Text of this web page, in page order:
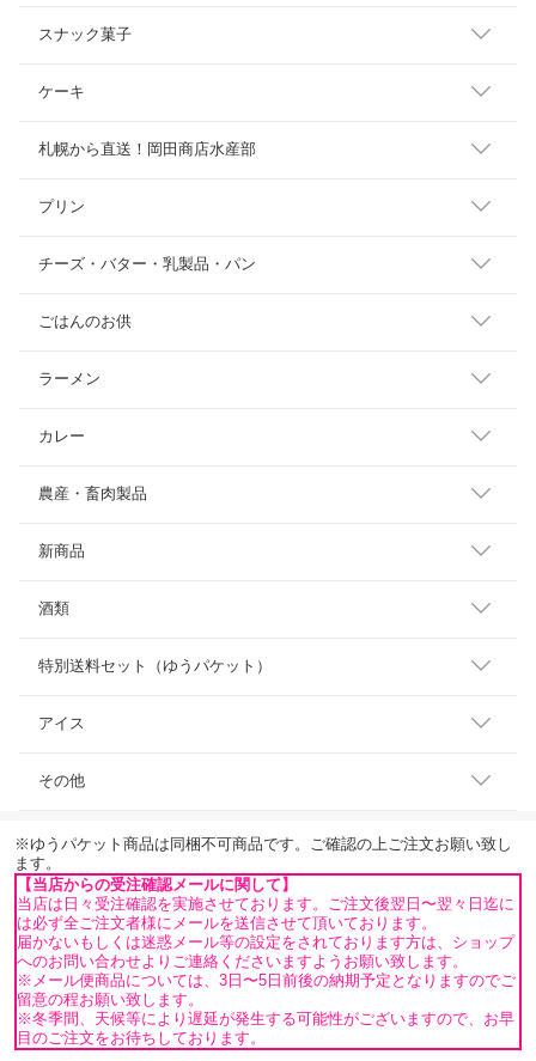
スナック菓子
ケーキ
札幌から直送！岡田商店水産部
プリン
チーズ・バター・乳製品・パン
ごはんのお供
ラーメン
カレー
農産・畜肉製品
新商品
酒類
特別送料セット（ゆうパケット）
アイス
その他
※ゆうパケット商品は同梱不可商品です。ご確認の上ご注文お願い致し
ます。
【当店からの受注確認メールに関して】
当店は日々受注確認を実施させております。ご注文後翌日〜翌々日迄に
は必ず全ご注文者様にメールを送信させて頂いております。
届かないもしくは迷惑メール等の設定をされております方は、ショップ
へのお問い合わせよりご連絡くださいますようお願い致します。
※メール便商品については、3日〜5日前後の納期予定となりますのでご
留意の程お願い致します。
※冬季間、天候等により遅延が発生する可能性がございますので、お早
目のご注文をお待ちしております。